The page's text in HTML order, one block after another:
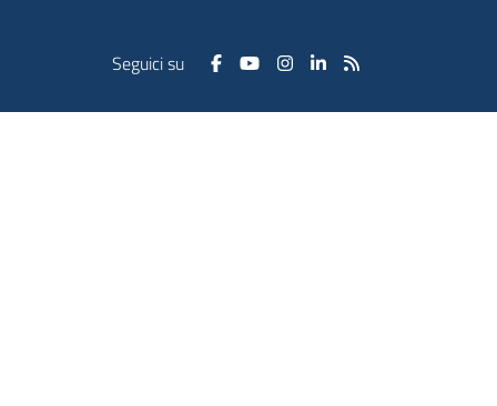
Seguici su